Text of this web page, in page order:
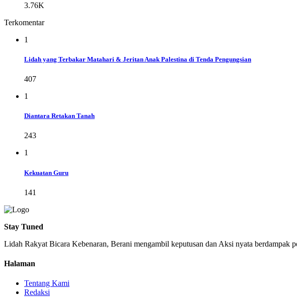
3.76K
Terkomentar
1
Lidah yang Terbakar Matahari & Jeritan Anak Palestina di Tenda Pengungsian
407
1
Diantara Retakan Tanah
243
1
Kekuatan Guru
141
Stay Tuned
Lidah Rakyat Bicara Kebenaran, Berani mengambil keputusan dan Aksi nyata berdampak
Halaman
Tentang Kami
Redaksi